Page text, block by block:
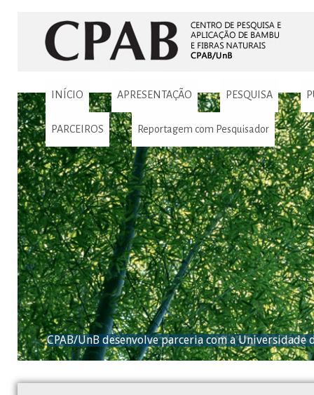
INÍCIO APRESENTAÇÃO PESQUISA
PARCEIROS Reportagem com Pesquisador
CPAB/UnB desenvolve parceria com a Universidade